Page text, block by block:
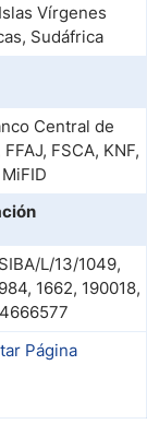
Vírgenes
Sudáfrica
Central de
FSCA, KNF,
MiFID
L/13/1049,
1662, 190018,
Página